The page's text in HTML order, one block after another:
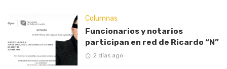
Columnas
Funcionarios y notarios
participan en red de Ricardo “N”
2 días ago